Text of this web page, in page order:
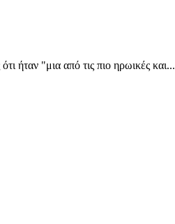
ήταν "μια από τις πιο ηρωικές και...